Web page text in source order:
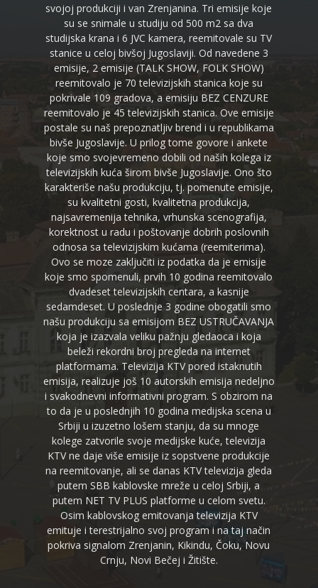
svojoj produkciji i van Zrenjanina. Tri emisije koje
su se snimale u studiju od 500 m2 sa dva
studijska krana i 6 JVC kamera, reemitovale su TV
stanice u celoj bivšoj Jugoslaviji. Od navedene 3
emisije, 2 emisije (TALK SHOW, FOLK SHOW)
reemitovalo je 70 televizijskih stanica koje su
pokrivale 109 gradova, a emisiju BEZ CENZURE
reemitovalo je 45 televizijskih stanica. Ove emisije
postale su naš prepoznatljiv brend i u republikama
bivše Jugoslavije. U prilog tome govore i ankete
koje smo svojevremeno dobili od naših kolega iz
televizijskih kuća širom bivše Jugoslavije. Ono što
karakteriše našu produkciju, tj. pomenute emisije,
su kvalitetni gosti, kvalitetna produkcija,
najsavremenija tehnika, vrhunska scenografija,
korektnost u radu i poštovanje dobrih poslovnih
odnosa sa televizijskim kućama (reemiterima).
Ovo se moze zaključiti iz podatka da je emisije
koje smo spomenuli, prvih 10 godina reemitovalo
dvadeset televizijskih centara, a kasnije
sedamdeset. U poslednje 3 godine obogatili smo
našu produkciju sa emisijom BEZ USTRUČAVANJA
koja je izazvala veliku pažnju gledaoca i koja
beleži rekordni broj pregleda na internet
platformama. Televizija KTV pored istaknutih
emisija, realizuje još 10 autorskih emisija nedeljno
i svakodnevni informativni program. S obzirom na
to da je u poslednjih 10 godina medijska scena u
Srbiji u izuzetno lošem stanju, da su mnoge
kolege zatvorile svoje medijske kuće, televizija
KTV ne daje više emisije iz sopstvene produkcije
na reemitovanje, ali se danas KTV televizija gleda
putem SBB kablovske mreže u celoj Srbiji, a
putem NET TV PLUS platforme u celom svetu.
Osim kablovskog emitovanja televizija KTV
emituje i terestrijalno svoj program i na taj način
pokriva signalom Zrenjanin, Kikindu, Čoku, Novu
Crnju, Novi Bečej i Žitište.